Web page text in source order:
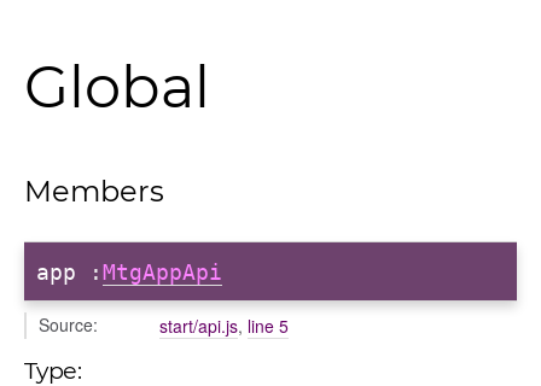
Global
Members
app :MtgAppApi
Source: start/api.js, line 5
Type: